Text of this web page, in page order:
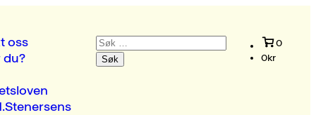
oss
du?
Søk
etter:
0
0kr